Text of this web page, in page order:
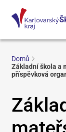
Domů
Základní škola a
příspěvková